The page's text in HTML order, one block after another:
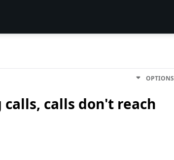
OPTIONS
calls don't reach